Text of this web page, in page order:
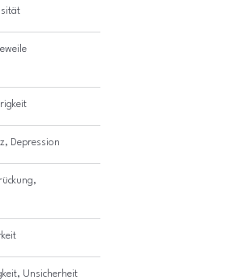
Depression
Unsicherheit